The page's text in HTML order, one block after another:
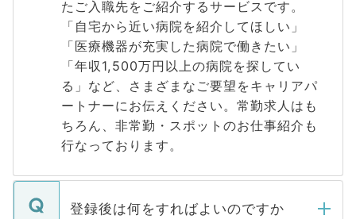
たご入職先をご紹介するサービスです。
「自宅から近い病院を紹介してほしい」
「医療機器が充実した病院で働きたい」
「年収1,500万円以上の病院を探してい
る」など、さまざまなご要望をキャリアパ
ートナーにお伝えください。常勤求人はも
ちろん、非常勤・スポットのお仕事紹介も
行なっております。
登録後は何をすればよいのですか